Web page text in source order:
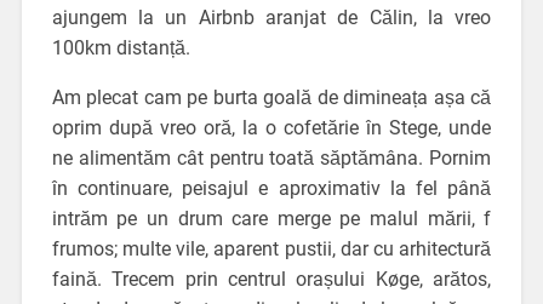
ajungem la un Airbnb aranjat de Călin, la vreo
100km distanță.
Am plecat cam pe burta goală de dimineața așa că
oprim după vreo oră, la o cofetărie în Stege, unde
ne alimentăm cât pentru toată săptămâna. Pornim
în continuare, peisajul e aproximativ la fel până
intrăm pe un drum care merge pe malul mării, f
frumos; multe vile, aparent pustii, dar cu arhitectură
faină. Trecem prin centrul orașului Køge, arătos,